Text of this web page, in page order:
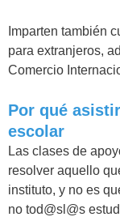
Imparten también
para extranjeros,
Comercio
Por qué
escolar
Las clases de
resolver aquello
instituto, y no es
no tod@sl@s